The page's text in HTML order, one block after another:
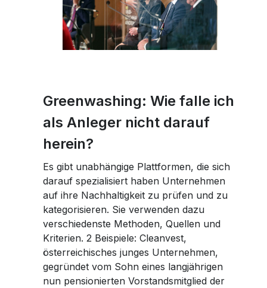
Greenwashing: Wie falle ich
als Anleger nicht darauf
herein?
Es gibt unabhängige Plattformen, die sich
darauf spezialisiert haben Unternehmen
auf ihre Nachhaltigkeit zu prüfen und zu
kategorisieren. Sie verwenden dazu
verschiedenste Methoden, Quellen und
Kriterien. 2 Beispiele: Cleanvest,
österreichisches junges Unternehmen,
gegründet vom Sohn eines langjährigen
nun pensionierten Vorstandsmitglied der